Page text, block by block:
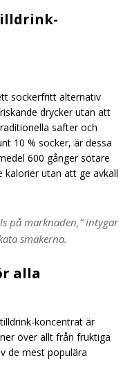
sockerfritt alternativ
drycker utan att
safter och
10 % socker, är dessa
600 gånger sötare
kalorier utan att ge avkall
på marknaden,” intygar
smakerna.
alla
koncentrat är
över allt från fruktiga
de mest populära